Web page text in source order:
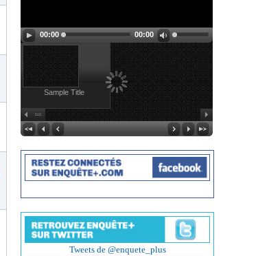
00:00 00:00
Sample Title
Tweets de @enquete_plus